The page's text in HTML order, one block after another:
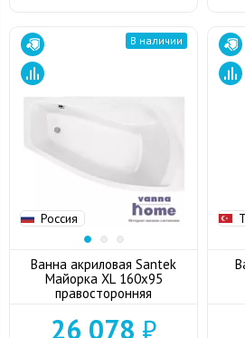
Россия
В наличии
Ванна акриловая Santek
Майорка XL 160x95
правосторонняя
26 078 ₽